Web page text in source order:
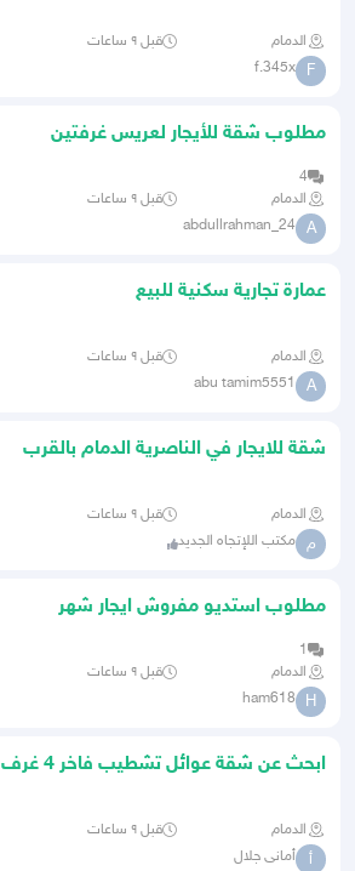
الدمام قبل ٩ ساعات
F
f.345x
مطلوب شقة للأيجار لعريس غرفتين
4
الدمام
قبل ٩ ساعات
A
abdullrahman_24
عمارة تجارية سكنية للبيع
الدمام قبل ٩ ساعات
A
abu tamim5551
شقة للايجار في الناصرية الدمام بالقرب
الدمام قبل ٩ ساعات
م مكتب اللإتجاه الجديد
مطلوب استديو مفروش ايجار شهر
1
الدمام
قبل ٩ ساعات
H
ham618
ابحث عن شقة عوائل تشطيب فاخر 4 غرف
الدمام قبل ٩ ساعات
أ أمانى جلال